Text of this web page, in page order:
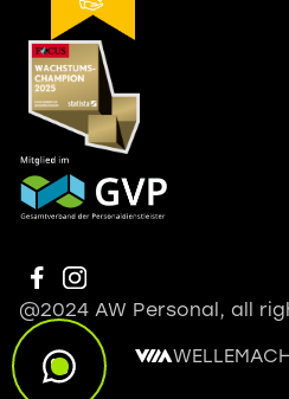
@2024 AW Personal, all